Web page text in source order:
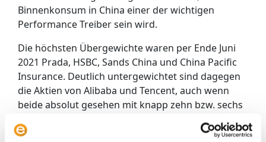
Binnenkonsum in China einer der wichtigen
Performance Treiber sein wird.
Die höchsten Übergewichte waren per Ende Juni
2021 Prada, HSBC, Sands China und China Pacific
Insurance. Deutlich untergewichtet sind dagegen
die Aktien von Alibaba und Tencent, auch wenn
beide absolut gesehen mit knapp zehn bzw. sechs
Prozent die Top-Gewichtungen im Fonds sind.